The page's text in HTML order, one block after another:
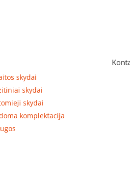
skydai
skydai
skydai
komplektacija